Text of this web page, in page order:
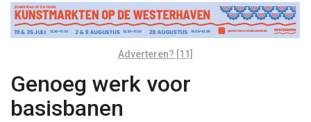
Adverteren? [11]
Genoeg werk voor
basisbanen